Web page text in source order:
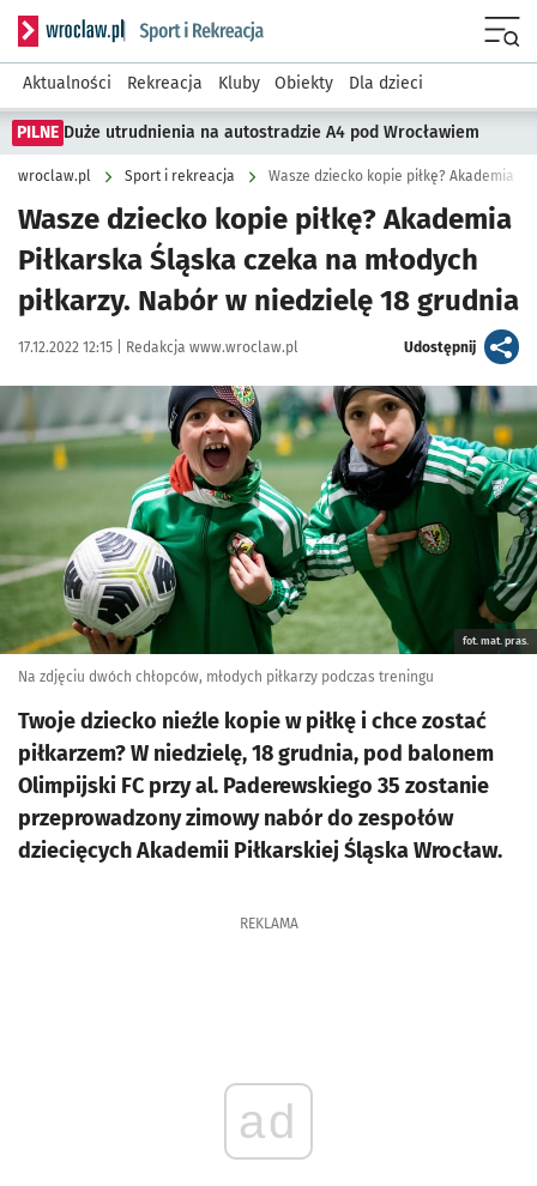
Serwis informacyjny wroclaw.pl podserwis: Sport i rekreacja
Aktualności Rekreacja Kluby Obiekty Dla dzieci
PILNE Duże utrudnienia na autostradzie A4 pod Wrocławiem
wroclaw.pl Sport i rekreacja
Wasze dziecko kopie piłkę? Akademia
Piłkarska Śląska czeka na młodych
piłkarzy. Nabór w niedzielę 18 grudnia
Data publikacji:
17.12.2022 12:15 | Autor:
Redakcja www.wroclaw.pl Udostępnijartykuł
Kliknij, aby powiększyć
fot. mat. pras.
Na zdjęciu dwóch chłopców, młodych piłkarzy podczas treningu
Twoje dziecko nieźle kopie w piłkę i chce zostać
piłkarzem? W niedzielę, 18 grudnia, pod balonem
Olimpijski FC przy al. Paderewskiego 35 zostanie
przeprowadzony zimowy nabór do zespołów
dziecięcych Akademii Piłkarskiej Śląska Wrocław.
REKLAMA
ad